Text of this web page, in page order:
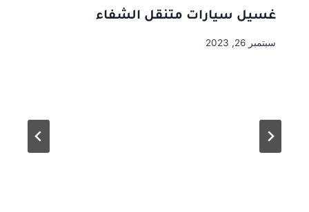
غسيل سيارات متنقل الشفاء
سبتمبر 26, 2023